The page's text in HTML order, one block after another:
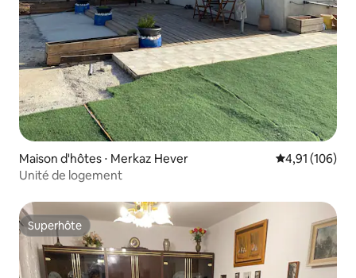
Maison d'hôtes ⋅ Merkaz Hever Évaluation
4,91 (106)
Unité de logement
Superhôte
Superhôte